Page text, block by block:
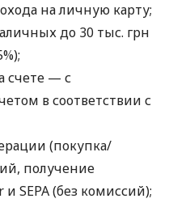
на личную карту;
до 30 тыс. грн
счете — с
в соответствии с
(покупка/
получение
SEPA (без комиссий);